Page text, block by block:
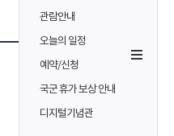
관람안내
오늘의 일정
예약/신청
국군 휴가 보상 안내
디지털기념관